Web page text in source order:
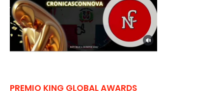
PREMIO KING GLOBAL AWARDS